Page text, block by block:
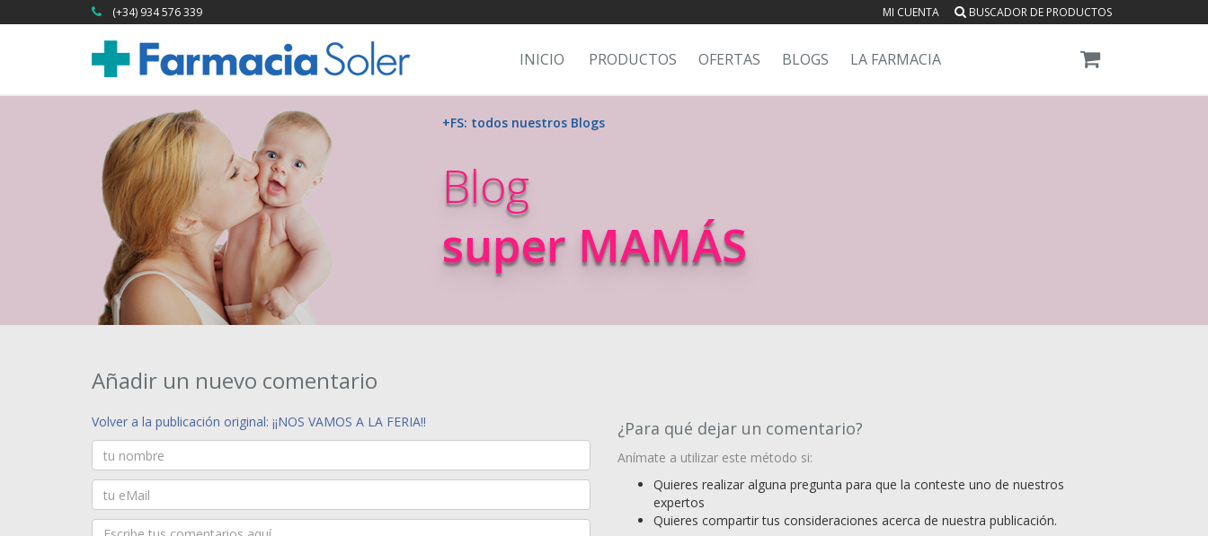
(+34) 934 576 339 MI CUENTA BUSCADOR DE PRODUCTOS
INICIO PRODUCTOS OFERTAS BLOGS LA FARMACIA
+FS: todos nuestros Blogs
Blog
super MAMÁS
Añadir un nuevo comentario
Volver a la publicación original: ¡¡NOS VAMOS A LA FERIA!! ¿Para qué dejar un comentario?
Anímate a utilizar este método si:
Quieres realizar alguna pregunta para que la conteste uno de nuestros
expertos
Quieres compartir tus consideraciones acerca de nuestra publicación.